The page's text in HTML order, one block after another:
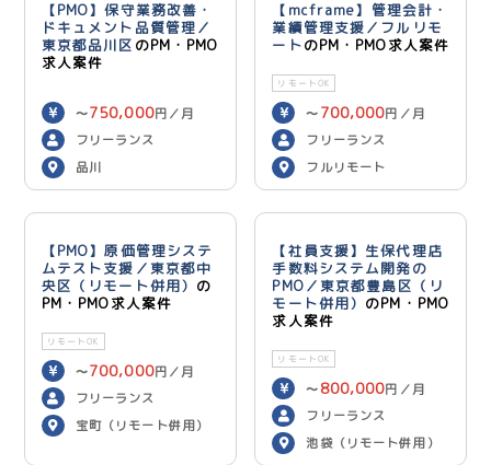
【PMO】保守業務改善・
ドキュメント品質管理／
東京都品川区 のPM・PMO
求人案件
〜750,000円／月
フリーランス
品川
【mcframe】管理会計・
業績管理支援／フルリモ
ートのPM・PMO求人案件
リモートOK
〜 700,000円／月
フリーランス
フルリモート
【PMO】原価管理システ
ムテスト支援／東京都中
央区（リモート併用） の
PM・PMO求人案件
リモートOK
〜700,000円／月
フリーランス
宝町（リモート併用）
【社員支援】生保代理店
手数料システム開発の
PMO／東京都豊島区（リ
モート併用） のPM・PMO
求人案件
リモートOK
〜 800,000円／月
フリーランス
池袋（リモート併用）